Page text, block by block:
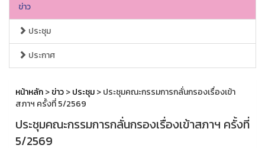
ข่าว
ประชุม
ประกาศ
หน้าหลัก>ข่าว>ประชุม> ประชุมคณะกรรมการกลั่นกรองเรื่องเข้า
สภาฯ ครั้งที่ 5/2569
ประชุมคณะกรรมการกลั่นกรองเรื่องเข้าสภาฯ ครั้งที่
5/2569